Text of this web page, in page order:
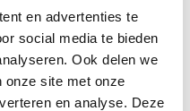
en advertenties te
social media te bieden
Ook delen we
onze site met onze
en analyse. Deze
nodig denkt te
en belangrijke
je deze doos